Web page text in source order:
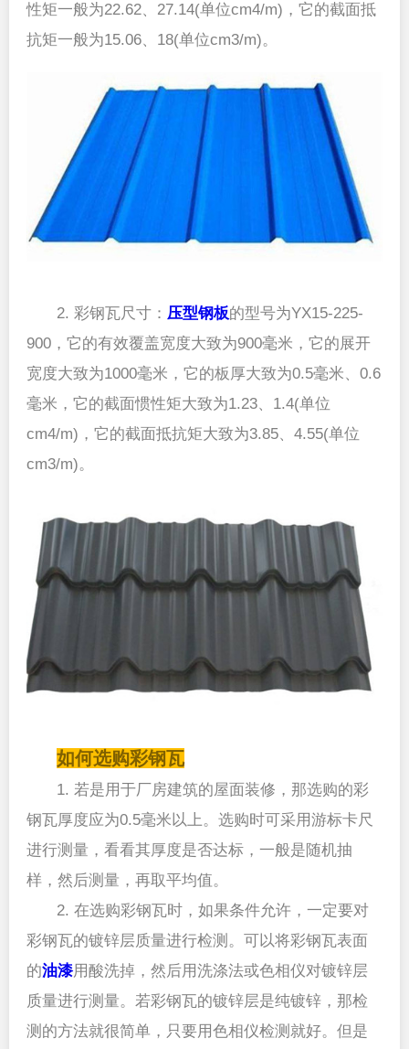
性矩一般为22.62、27.14(单位cm4/m)，它的截面抵
抗矩一般为15.06、18(单位cm3/m)。
2. 彩钢瓦尺寸： 压型钢板的型号为YX15-225-
900，它的有效覆盖宽度大致为900毫米，它的展开
宽度大致为1000毫米，它的板厚大致为0.5毫米、0.6
毫米，它的截面惯性矩大致为1.23、1.4(单位
cm4/m)，它的截面抵抗矩大致为3.85、4.55(单位
cm3/m)。
如何选购彩钢瓦
1. 若是用于厂房建筑的屋面装修，那选购的彩
钢瓦厚度应为0.5毫米以上。选购时可采用游标卡尺
进行测量，看看其厚度是否达标，一般是随机抽
样，然后测量，再取平均值。
2. 在选购彩钢瓦时，如果条件允许，一定要对
彩钢瓦的镀锌层质量进行检测。可以将彩钢瓦表面
的油漆用酸洗掉，然后用洗涤法或色相仪对镀锌层
质量进行测量。若彩钢瓦的镀锌层是纯镀锌，那检
测的方法就很简单，只要用色相仪检测就好。但是